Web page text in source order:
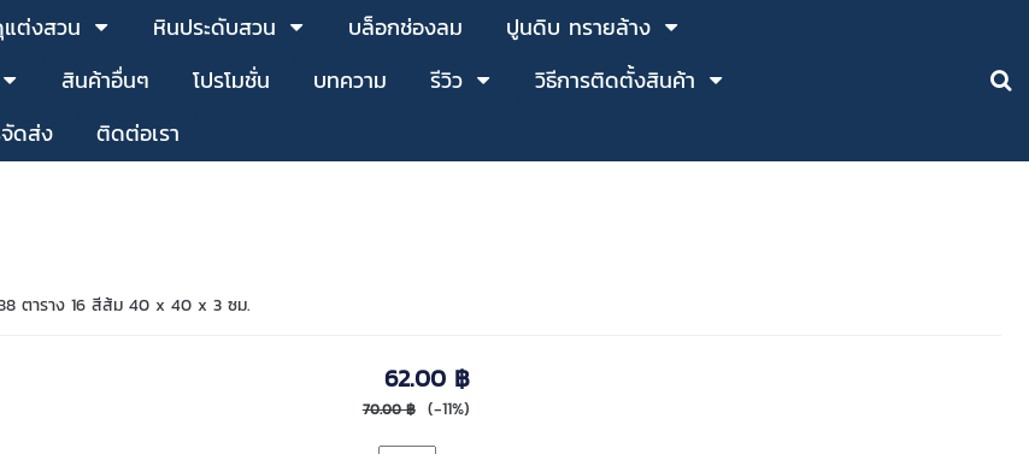
ต่งสวน หินประดับสวน บล็อกช่องลม
ปูนดิบ ทรายล้าง
สินค้าอื่นๆ โปรโมชั่น บทความ รีวิว
วิธีการติดตั้งสินค้า
จัดส่ง ติดต่อเรา
ตาราง 16 สีส้ม 40 x 40 x 3 ซม.
62.00 ฿
70.00 ฿ (-11%)